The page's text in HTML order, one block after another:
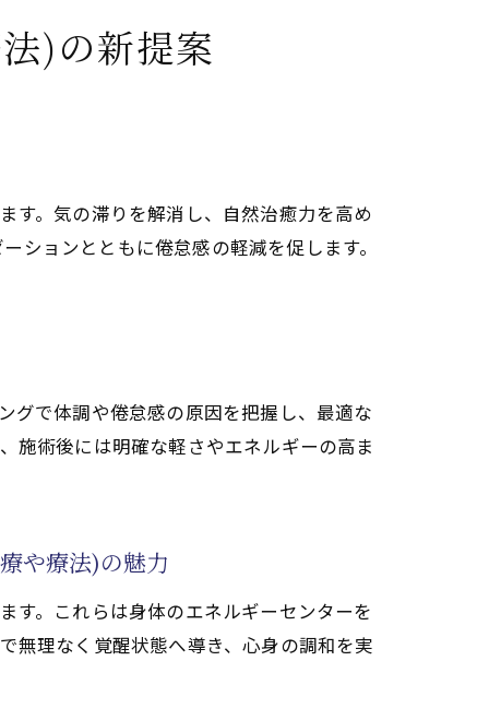
醒を目指す
リニー覚醒の関連性
るチャクラ覚醒の関係性解説
や療法)の流れ
)の新提案
す。気の滞りを解消し、自然治癒力を高め
ションとともに倦怠感の軽減を促します。
グで体調や倦怠感の原因を把握し、最適な
施術後には明確な軽さやエネルギーの高ま
や療法)の魅力
す。これらは身体のエネルギーセンターを
無理なく覚醒状態へ導き、心身の調和を実